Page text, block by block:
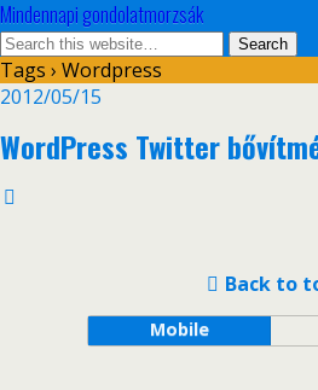
Mindennapi gondolatmorzsák
Tags › Wordpress
2012/05/15
WordPress Twitter
Back to
Mobile